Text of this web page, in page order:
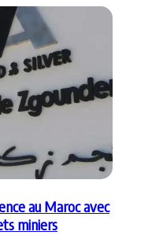
au Maroc avec
miniers